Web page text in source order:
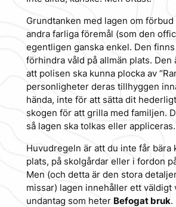
Grundtanken med lagen om
andra farliga föremål (som den
egentligen ganska enkel. Den
förhindra våld på allmän plats. Den
att polisen ska kunna plocka av
personligheter deras tillhyggen
hända, inte för att sätta dit
skogen för att grilla med familjen.
så lagen ska tolkas eller appliceras.
Huvudregeln är att du inte får bära
plats, på skolgårdar eller i fordon
Men (och detta är den stora
missar) lagen innehåller ett väldigt
undantag som heter Befogat bruk.